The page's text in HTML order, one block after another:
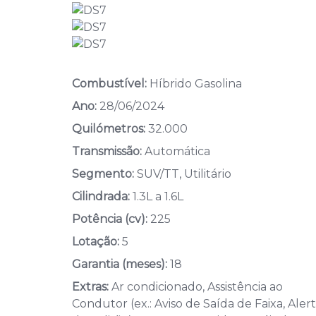
Combustível: Híbrido Gasolina
Ano: 28/06/2024
Quilómetros: 32.000
Transmissão: Automática
Segmento: SUV/TT, Utilitário
Cilindrada: 1.3L a 1.6L
Potência (cv): 225
Lotação: 5
Garantia (meses): 18
Extras: Ar condicionado, Assistência ao
Condutor (ex.: Aviso de Saída de Faixa,